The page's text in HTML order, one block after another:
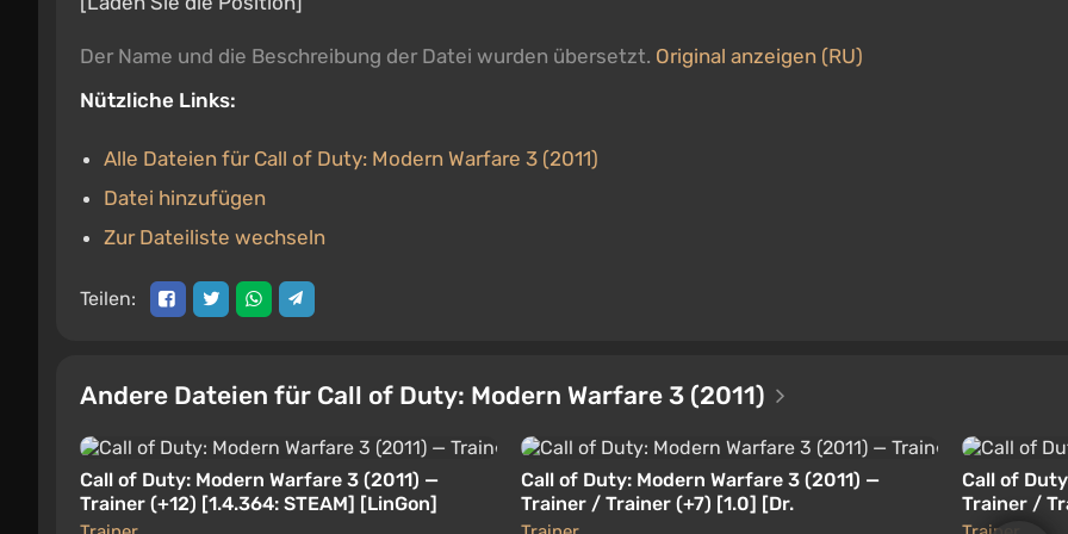
Der Name und die Beschreibung der Datei wurden übersetzt. Original anzeigen (RU)
Nützliche Links:
Alle Dateien für Call of Duty: Modern Warfare 3 (2011)
Datei hinzufügen
Zur Dateiliste wechseln
Teilen:
Andere Dateien für Call of Duty: Modern Warfare 3 (2011)
Call of Duty: Modern Warfare 3 (2011) —
Trainer (+12) [1.4.364: STEAM] [LinGon]
Call of Duty: Modern Warfare 3 (2011) —
Trainer / Trainer (+7) [1.0] [Dr.
Call of
Trainer /